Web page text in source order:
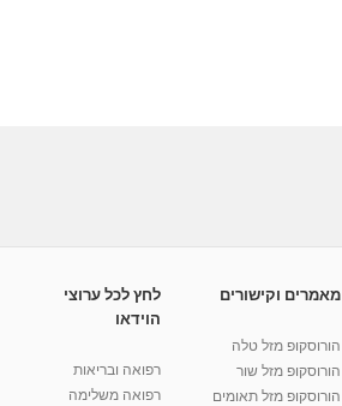
מאמרים וקישורים
הורוסקופ מזל טלה
הורוסקופ מזל שור
הורוסקופ מזל תאומים
לחץ לכל ערוצי
הוידאו
רפואה ובריאות
רפואה משלימה